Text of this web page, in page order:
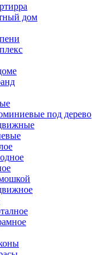
дом
под дерево